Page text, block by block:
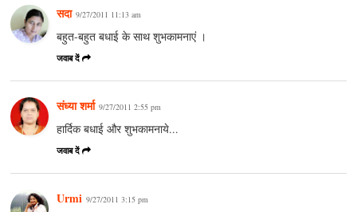
सदा 9/27/2011 11:13 am
बहुत-बहुत बधाई के साथ शुभकामनाएं ।
जवाब दें
संध्या शर्मा 9/27/2011 2:55 pm
हार्दिक बधाई और शुभकामनाये...
जवाब दें
Urmi 9/27/2011 3:15 pm